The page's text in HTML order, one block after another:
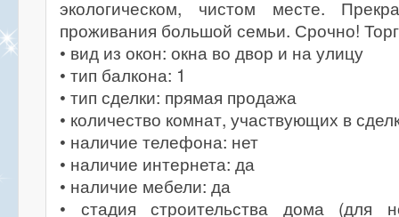
экологическом, чистом месте.
проживания большой семьи. Срочно!
• вид из окон: окна во двор и на улицу
• тип балкона: 1
• тип сделки: прямая продажа
• количество комнат, участвующих в
• наличие телефона: нет
• наличие интернета: да
• наличие мебели: да
• стадия строительства дома (для